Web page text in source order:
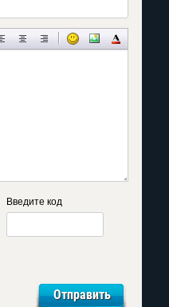
Введите код